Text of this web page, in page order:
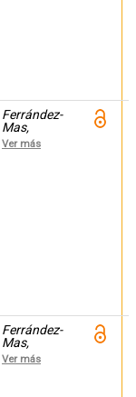
J.
Ferrández-
Mas,
Jesús;
Moreno-
José A.
Ver más
Ferrández-
Mas,
Jesús;
Moreno-
Ver más